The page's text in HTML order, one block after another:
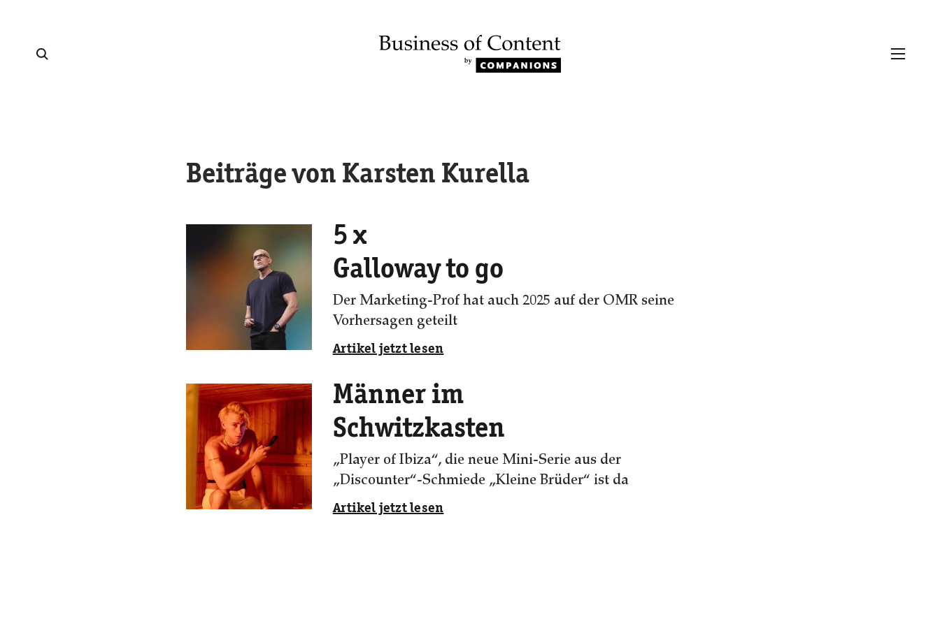
Beiträge von Karsten Kurella
5 x
Galloway to go
Der Marketing-Prof hat auch 2025 auf der OMR seine
Vorhersagen geteilt
Artikel jetzt lesen
Männer im
Schwitzkasten
„Player of Ibiza“, die neue Mini-Serie aus der
„Discounter“-Schmiede „Kleine Brüder“ ist da
Artikel jetzt lesen